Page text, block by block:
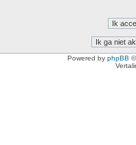
Powered by phpBB